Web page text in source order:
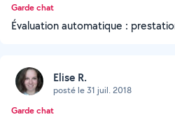
Garde chat
Évaluation automatique :
Elise R.
posté le 31 juil. 2018
Garde chat